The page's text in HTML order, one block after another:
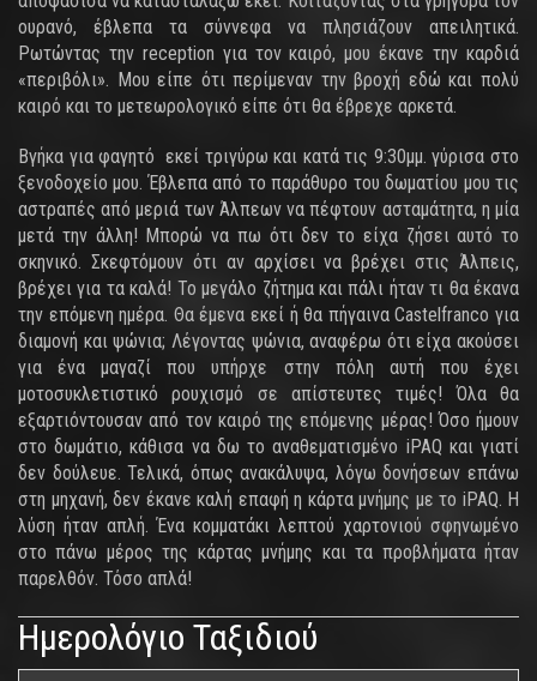
ουρανό, έβλεπα τα σύννεφα να πλησιάζουν απειλητικά.
Ρωτώντας την reception για τον καιρό, μου έκανε την καρδιά
«περιβόλι». Μου είπε ότι περίμεναν την βροχή εδώ και πολύ
καιρό και το μετεωρολογικό είπε ότι θα έβρεχε αρκετά.
Βγήκα για φαγητό εκεί τριγύρω και κατά τις 9:30μμ. γύρισα στο
ξενοδοχείο μου. Έβλεπα από το παράθυρο του δωματίου μου τις
αστραπές από μεριά των Άλπεων να πέφτουν ασταμάτητα, η μία
μετά την άλλη! Μπορώ να πω ότι δεν το είχα ζήσει αυτό το
σκηνικό. Σκεφτόμουν ότι αν αρχίσει να βρέχει στις Άλπεις,
βρέχει για τα καλά! Το μεγάλο ζήτημα και πάλι ήταν τι θα έκανα
την επόμενη ημέρα. Θα έμενα εκεί ή θα πήγαινα Castelfranco για
διαμονή και ψώνια; Λέγοντας ψώνια, αναφέρω ότι είχα ακούσει
για ένα μαγαζί που υπήρχε στην πόλη αυτή που έχει
μοτοσυκλετιστικό ρουχισμό σε απίστευτες τιμές! Όλα θα
εξαρτιόντουσαν από τον καιρό της επόμενης μέρας! Όσο ήμουν
στο δωμάτιο, κάθισα να δω το αναθεματισμένο iPAQ και γιατί
δεν δούλευε. Τελικά, όπως ανακάλυψα, λόγω δονήσεων επάνω
στη μηχανή, δεν έκανε καλή επαφή η κάρτα μνήμης με το iPAQ. Η
λύση ήταν απλή. Ένα κομματάκι λεπτού χαρτονιού σφηνωμένο
στο πάνω μέρος της κάρτας μνήμης και τα προβλήματα ήταν
παρελθόν. Τόσο απλά!
Ημερολόγιο Ταξιδιού